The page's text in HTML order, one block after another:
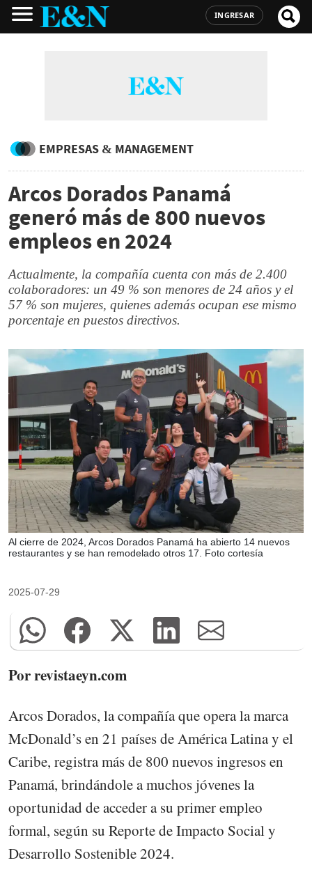
INGRESAR
EMPRESAS & MANAGEMENT
Arcos Dorados Panamá
generó más de 800 nuevos
empleos en 2024
Actualmente, la compañía cuenta con más de 2.400
colaboradores: un 49 % son menores de 24 años y el
57 % son mujeres, quienes además ocupan ese mismo
porcentaje en puestos directivos.
Al cierre de 2024, Arcos Dorados Panamá ha abierto 14 nuevos
restaurantes y se han remodelado otros 17. Foto cortesía
2025-07-29
Por revistaeyn.com
Arcos Dorados, la compañía que opera la marca
McDonald’s en 21 países de América Latina y el
Caribe, registra más de 800 nuevos ingresos en
Panamá, brindándole a muchos jóvenes la
oportunidad de acceder a su primer empleo
formal, según su Reporte de Impacto Social y
Desarrollo Sostenible 2024.